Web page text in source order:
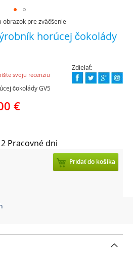
horúcej čokolády
svoju recenziu
Zdielať:
čokolády GV5
€
Pracovné dni
Pridať do košíka
obrazok pre zväčšenie